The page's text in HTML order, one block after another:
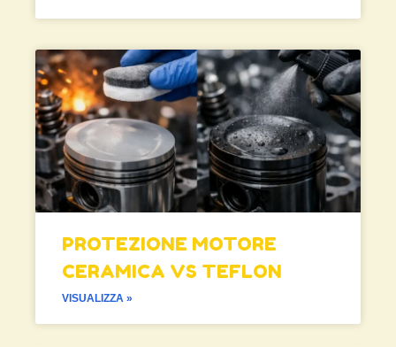
PROTEZIONE MOTORE
CERAMICA VS TEFLON
VISUALIZZA »